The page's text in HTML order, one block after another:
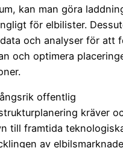
kan man göra
för elbilister.
och analyser för att
och optimera
offentlig
kräver
till framtida
av